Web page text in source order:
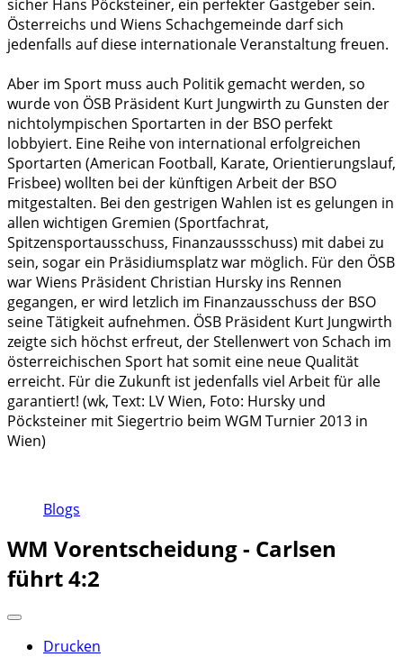
sicher Hans Pöcksteiner, ein perfekter Gastgeber sein.
Österreichs und Wiens Schachgemeinde darf sich
jedenfalls auf diese internationale Veranstaltung freuen.
Aber im Sport muss auch Politik gemacht werden, so
wurde von ÖSB Präsident Kurt Jungwirth zu Gunsten der
nichtolympischen Sportarten in der BSO perfekt
lobbyiert. Eine Reihe von international erfolgreichen
Sportarten (American Football, Karate, Orientierungslauf,
Frisbee) wollten bei der künftigen Arbeit der BSO
mitgestalten. Bei den gestrigen Wahlen ist es gelungen in
allen wichtigen Gremien (Sportfachrat,
Spitzensportausschuss, Finanzaussschuss) mit dabei zu
sein, sogar ein Präsidiumsplatz war möglich. Für den ÖSB
war Wiens Präsident Christian Hursky ins Rennen
gegangen, er wird letzlich im Finanzausschuss der BSO
seine Tätigkeit aufnehmen. ÖSB Präsident Kurt Jungwirth
zeigte sich höchst erfreut, der Stellenwert von Schach im
österreichischen Sport hat somit eine neue Qualität
erreicht. Für die Zukunft ist jedenfalls viel Arbeit für alle
garantiert! (wk, Text: LV Wien, Foto: Hursky und
Pöcksteiner mit Siegertrio beim WGM Turnier 2013 in
Wien)
Blogs
WM Vorentscheidung - Carlsen
führt 4:2
Drucken